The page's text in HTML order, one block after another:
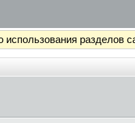
использования разделов